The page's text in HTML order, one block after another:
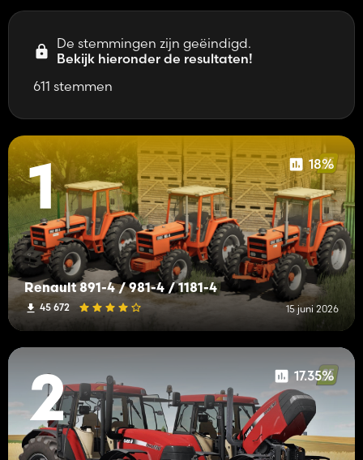
De stemmingen zijn geëindigd.
Bekijk hieronder de resultaten!
611 stemmen
1 18%
Renault 891-4 / 981-4 / 1181-4
45 672 15 juni 2026
2 17.35%